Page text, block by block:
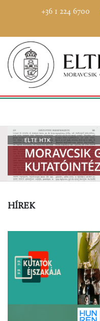
+36 1 224 6700
HÍREK